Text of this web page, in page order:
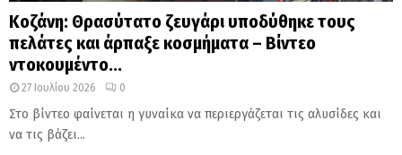
Κοζάνη: Θρασύτατο ζευγάρι υποδύθηκε τους
πελάτες και άρπαξε κοσμήματα – Βίντεο
ντοκουμέντο...
27 Ιουλίου 2026 0
Στο βίντεο φαίνεται η γυναίκα να περιεργάζεται τις αλυσίδες και
να τις βάζει...